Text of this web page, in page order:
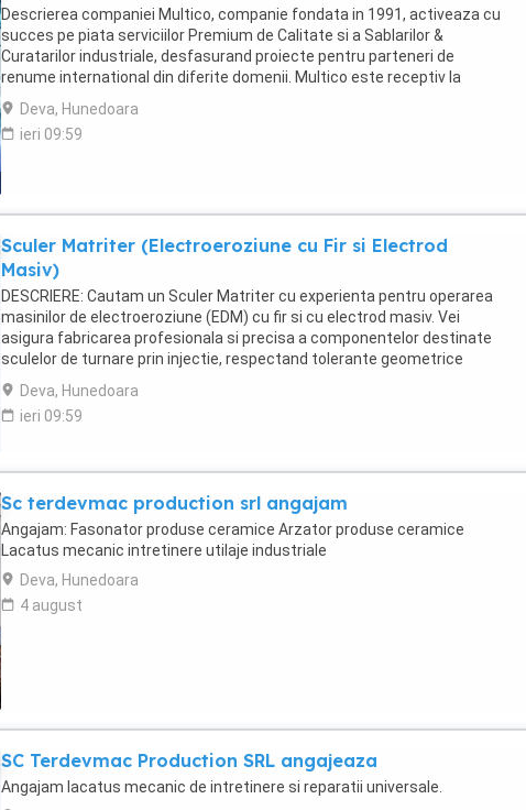
Descrierea companiei Multico, companie fondata in 1991, activeaza cu
succes pe piata serviciilor Premium de Calitate si a Sablarilor &
Curatarilor industriale, desfasurand proiecte pentru parteneri de
renume international din diferite domenii. Multico este receptiv la
exigentele Clientilor de a nu accepta ...
Deva, Hunedoara
ieri 09:59
Sculer Matriter (Electroeroziune cu Fir si Electrod
Masiv)
DESCRIERE: Cautam un Sculer Matriter cu experienta pentru operarea
masinilor de electroeroziune (EDM) cu fir si cu electrod masiv. Vei
asigura fabricarea profesionala si precisa a componentelor destinate
sculelor de turnare prin injectie, respectand tolerante geometrice
extrem de stricte. Activitati ...
Deva, Hunedoara
ieri 09:59
Sc terdevmac production srl angajam
Angajam: Fasonator produse ceramice Arzator produse ceramice
Lacatus mecanic intretinere utilaje industriale
Deva, Hunedoara
4 august
SC Terdevmac Production SRL angajeaza
Angajam lacatus mecanic de intretinere si reparatii universale.